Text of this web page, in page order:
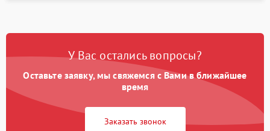
У Вас остались вопросы?
Оставьте заявку, мы свяжемся с Вами в ближайшее
время
Заказать звонок